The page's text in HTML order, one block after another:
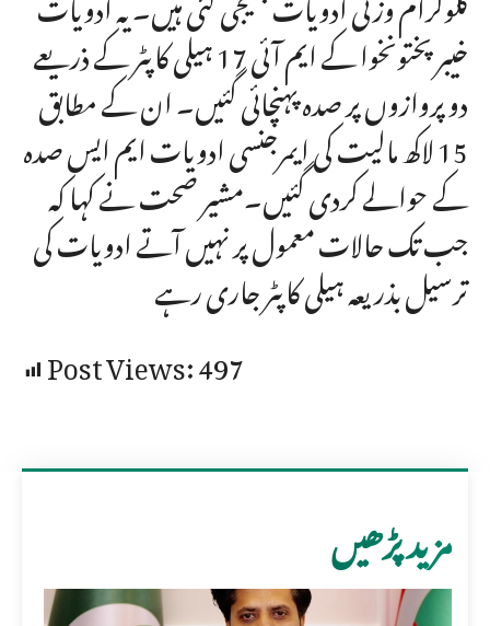
خیبرپختونخوا کے ایم آئی 17 ہیلی کاپٹر کے ذریعے
دو پروازوں پر صدہ پہنچائی گئیں۔ ان کے مطابق
15 لاکھ مالیت کی ایمرجنسی ادویات ایم ایس صدہ
کے حوالے کردی گئیں۔مشیر صحت نے کہا کہ
جب تک حالات معمول پر نہیں آتے ادویات کی
ترسیل بذریعہ ہیلی کاپٹر جاری رہے
Post Views:497
مزید پڑھیں